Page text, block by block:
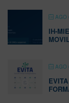
AGO
IH-
AGO